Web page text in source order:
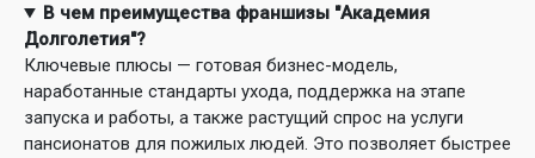
В чем преимущества франшизы "Академия
Долголетия"?
Ключевые плюсы — готовая бизнес-модель,
наработанные стандарты ухода, поддержка на этапе
запуска и работы, а также растущий спрос на услуги
пансионатов для пожилых людей. Это позволяет быстрее